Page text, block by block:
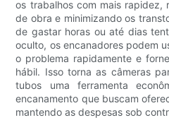
os trabalhos com mais rapidez,
de obra e minimizando os
de gastar horas ou até dias
oculto, os encanadores podem
o problema rapidamente e
hábil. Isso torna as câmeras
tubos uma ferramenta
encanamento que buscam
mantendo as despesas sob